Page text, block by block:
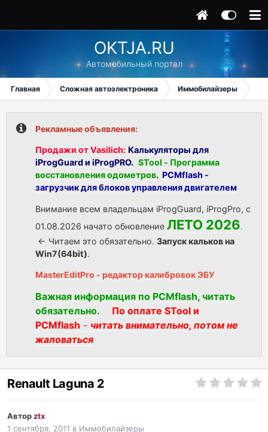
OKTJA.RU
Автомобильный портал
Главная Сложная автоэлектроника Иммобилайзеры
Рекламные объявления:
Продажи от Vasilich: Калькуляторы для
iProgGuard и iProgPRO. STool - Программа
восстановления одометров. PCMflash -
загрузчик для блоков управления двигателем
Внимание всем владельцам iProgGuard, iProgPro, с
01.08.2026 начато обновление ЛЕТО 2026.
<- Читаем это обязательно. Запуск кальков на
Win7(64bit).
MasterEditPro - редактор калибровок ЭБУ
Важная информация по PCMflash, читать
обязательно.
По оплате STool и
PCMflash - читать внимательно, потом не
жаловаться
Renault Laguna 2
Авторztx
1 сентября, 2011 в Иммобилайзеры